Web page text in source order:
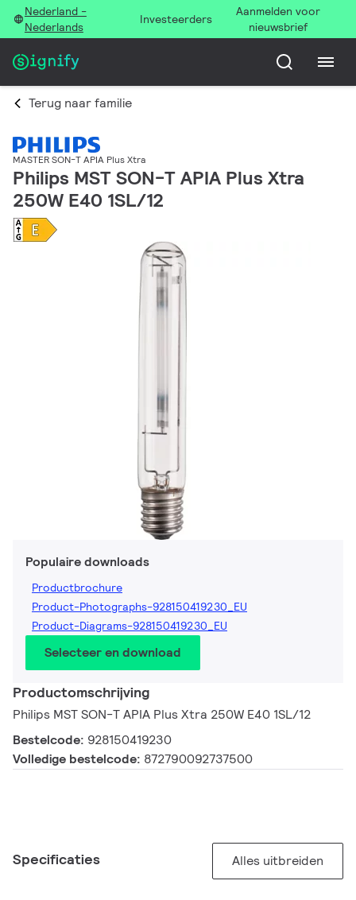
Nederland -
Nederlands
Investeerders
Aanmelden voor
nieuwsbrief
Terug naar familie
MASTER SON-T APIA Plus Xtra
Philips MST SON-T APIA Plus Xtra
250W E40 1SL/12
Populaire downloads
Productbrochure
Product-Photographs-928150419230_EU
Product-Diagrams-928150419230_EU
Selecteer en download
Productomschrijving
Philips MST SON-T APIA Plus Xtra 250W E40 1SL/12
Bestelcode: 928150419230
Volledige bestelcode: 872790092737500
Specificaties Alles uitbreiden